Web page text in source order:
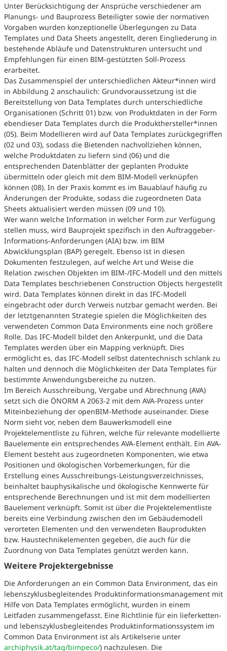
Unter Berücksichtigung der Ansprüche verschiedener am
Planungs- und Bauprozess Beteiligter sowie der normativen
Vorgaben wurden konzeptionelle Überlegungen zu Data
Templates und Data Sheets angestellt, deren Eingliederung in
bestehende Abläufe und Datenstrukturen untersucht und
Empfehlungen für einen BIM-gestützten Soll-Prozess
erarbeitet.
Das Zusammenspiel der unterschiedlichen Akteur*innen wird
in Abbildung 2 anschaulich: Grundvoraussetzung ist die
Bereitstellung von Data Templates durch unterschiedliche
Organisationen (Schritt 01) bzw. von Produktdaten in der Form
ebendieser Data Templates durch die Produkthersteller*innen
(05). Beim Modellieren wird auf Data Templates zurückgegriffen
(02 und 03), sodass die Bietenden nachvollziehen können,
welche Produktdaten zu liefern sind (06) und die
entsprechenden Datenblätter der geplanten Produkte
übermitteln oder gleich mit dem BIM-Modell verknüpfen
können (08). In der Praxis kommt es im Bauablauf häufig zu
Änderungen der Produkte, sodass die zugeordneten Data
Sheets aktualisiert werden müssen (09 und 10).
Wer wann welche Information in welcher Form zur Verfügung
stellen muss, wird Bauprojekt spezifisch in den Auftraggeber-
Informations-Anforderungen (AIA) bzw. im BIM
Abwicklungsplan (BAP) geregelt. Ebenso ist in diesen
Dokumenten festzulegen, auf welche Art und Weise die
Relation zwischen Objekten im BIM-/IFC-Modell und den mittels
Data Templates beschriebenen Construction Objects hergestellt
wird. Data Templates können direkt in das IFC-Modell
eingebracht oder durch Verweis nutzbar gemacht werden. Bei
der letztgenannten Strategie spielen die Möglichkeiten des
verwendeten Common Data Environments eine noch größere
Rolle. Das IFC-Modell bildet den Ankerpunkt, und die Data
Templates werden über ein Mapping verknüpft. Dies
ermöglicht es, das IFC-Modell selbst datentechnisch schlank zu
halten und dennoch die Möglichkeiten der Data Templates für
bestimmte Anwendungsbereiche zu nutzen.
Im Bereich Ausschreibung, Vergabe und Abrechnung (AVA)
setzt sich die ÖNORM A 2063-2 mit dem AVA-Prozess unter
Miteinbeziehung der openBIM-Methode auseinander. Diese
Norm sieht vor, neben dem Bauwerksmodell eine
Projektelementliste zu führen, welche für relevante modellierte
Bauelemente ein entsprechendes AVA-Element enthält. Ein AVA-
Element besteht aus zugeordneten Komponenten, wie etwa
Positionen und ökologischen Vorbemerkungen, für die
Erstellung eines Ausschreibungs-Leistungsverzeichnisses,
beinhaltet bauphysikalische und ökologische Kennwerte für
entsprechende Berechnungen und ist mit dem modellierten
Bauelement verknüpft. Somit ist über die Projektelementliste
bereits eine Verbindung zwischen den im Gebäudemodell
verorteten Elementen und den verwendeten Bauprodukten
bzw. Haustechnikelementen gegeben, die auch für die
Zuordnung von Data Templates genützt werden kann.
Weitere Projektergebnisse
Die Anforderungen an ein Common Data Environment, das ein
lebenszyklusbegleitendes Produktinformationsmanagement mit
Hilfe von Data Templates ermöglicht, wurden in einem
Leitfaden zusammengefasst. Eine Richtlinie für ein lieferketten-
und lebenszyklusbegleitendes Produktinformationssystem im
Common Data Environment ist als Artikelserie unter
archiphysik.at/tag/bimpeco/) nachzulesen. Die